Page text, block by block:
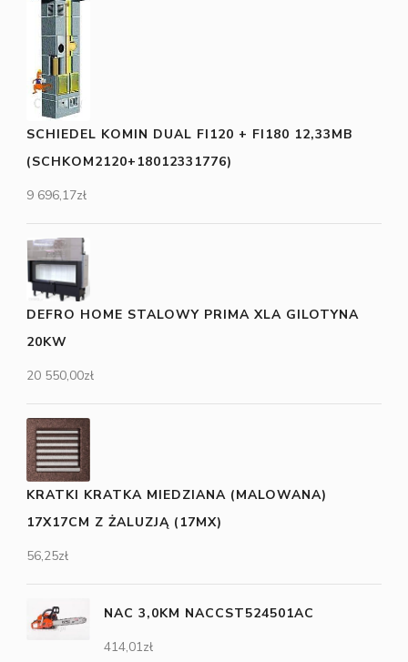
SCHIEDEL KOMIN DUAL FI120 + FI180 12,33MB
(SCHKOM2120+18012331776)
9 696,17zł
DEFRO HOME STALOWY PRIMA XLA GILOTYNA
20KW
20 550,00zł
KRATKI KRATKA MIEDZIANA (MALOWANA)
17X17CM Z ŻALUZJĄ (17MX)
56,25zł
NAC 3,0KM NACCST524501AC
414,01zł